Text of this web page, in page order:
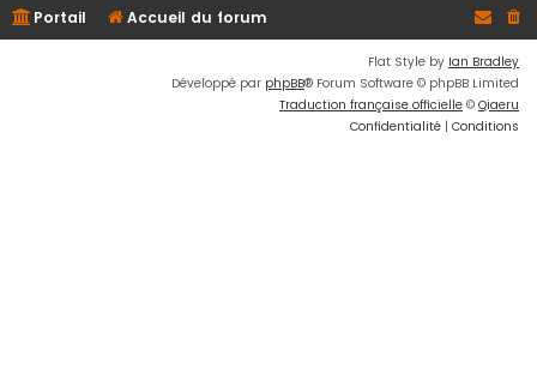
Portail Accueil du forum
Flat Style by Ian Bradley
Développé par phpBB® Forum Software © phpBB Limited
Traduction française officielle © Qiaeru
Confidentialité | Conditions